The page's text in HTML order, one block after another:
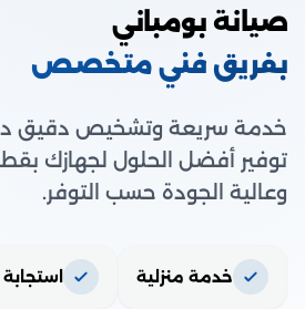
صيانة بومباني
بفريق فني متخصص
خدمة سريعة وتشخيص دقيق
توفير أفضل الحلول لجهازك
وعالية الجودة حسب التوفر.
خدمة منزلية